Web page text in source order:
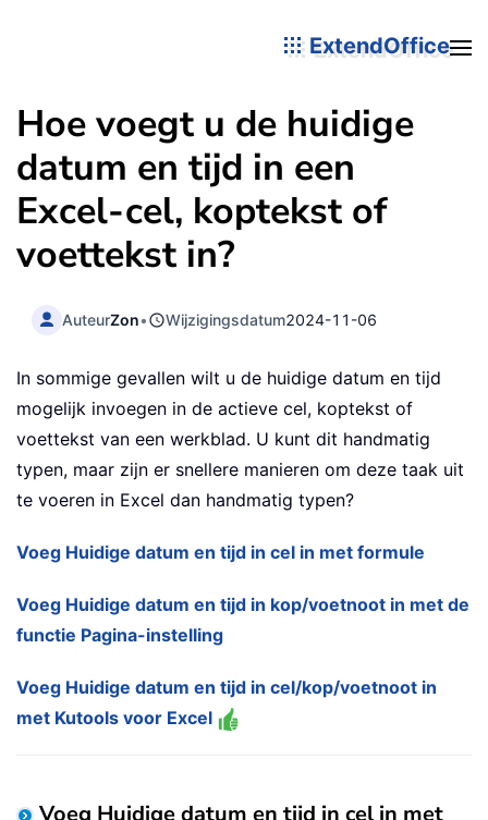
ExtendOffice
Hoe voegt u de huidige
datum en tijd in een
Excel-cel, koptekst of
voettekst in?
AuteurZon• Wijzigingsdatum2024-11-06
In sommige gevallen wilt u de huidige datum en tijd
mogelijk invoegen in de actieve cel, koptekst of
voettekst van een werkblad. U kunt dit handmatig
typen, maar zijn er snellere manieren om deze taak uit
te voeren in Excel dan handmatig typen?
Voeg Huidige datum en tijd in cel in met formule
Voeg Huidige datum en tijd in kop/voetnoot in met de
functie Pagina-instelling
Voeg Huidige datum en tijd in cel/kop/voetnoot in
met Kutools voor Excel